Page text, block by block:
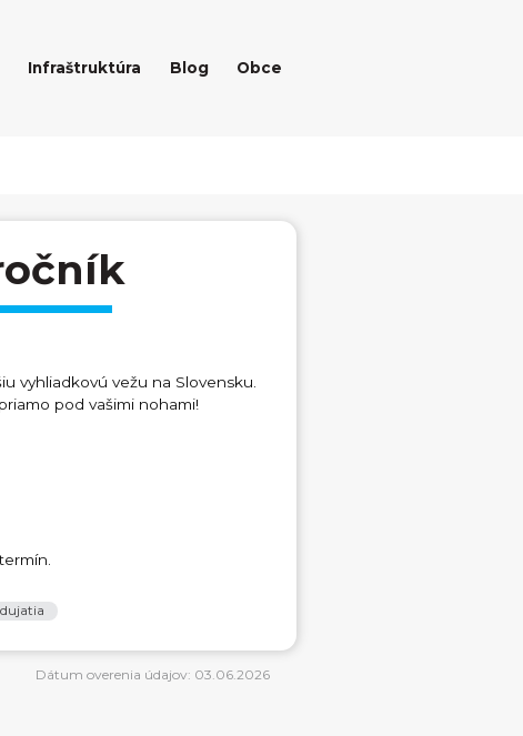
Infraštruktúra Blog Obce
vyhliadkovú vežu na Slovensku.
pod vašimi nohami!
Dátum overenia údajov: 03.06.2026